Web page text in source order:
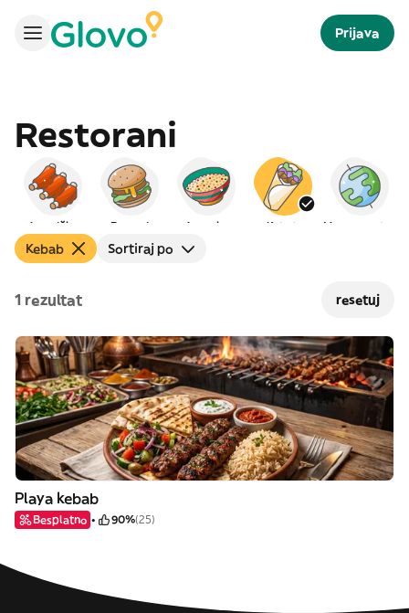
Prijava
Restorani
Američka Burgeri Arapska Kebab Međunarodna
Kebab Sortiraj po
1 rezultat resetuj
Playa kebab
Besplatno 90%(25)